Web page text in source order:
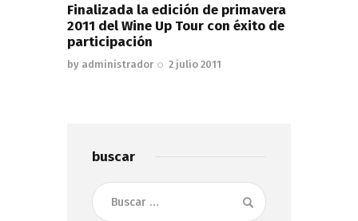
Finalizada la edición de primavera
2011 del Wine Up Tour con éxito de
participación
by administrador 2 julio 2011
buscar
Buscar: